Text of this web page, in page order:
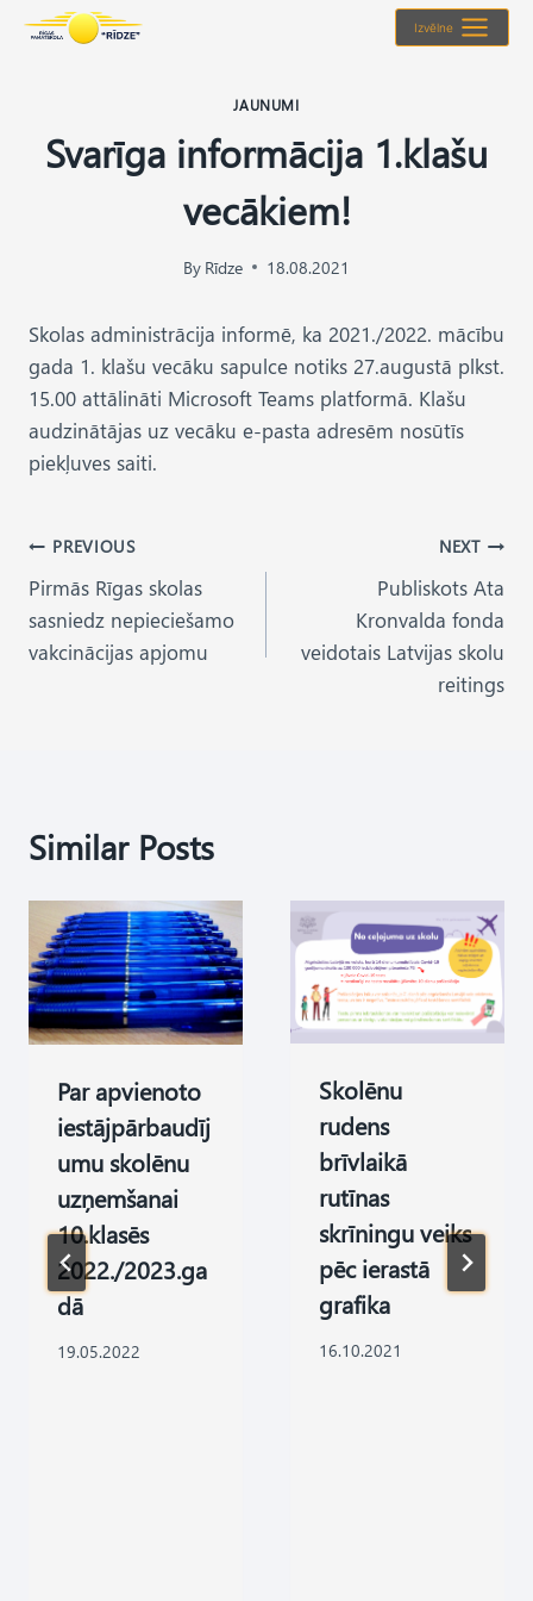
Izvēlne
JAUNUMI
Svarīga informācija 1.klašu
vecākiem!
By Rīdze 18.08.2021
Skolas administrācija informē, ka 2021./2022. mācību
gada 1. klašu vecāku sapulce notiks 27.augustā plkst.
15.00 attālināti Microsoft Teams platformā. Klašu
audzinātājas uz vecāku e-pasta adresēm nosūtīs
piekļuves saiti.
Post
navigation
PREVIOUS
Pirmās Rīgas skolas
sasniedz nepieciešamo
vakcinācijas apjomu
NEXT
Publiskots Ata
Kronvalda fonda
veidotais Latvijas skolu
reitings
Similar Posts
Par apvienoto
iestājpārbaudīj
umu skolēnu
uzņemšanai
10.klasēs
2022./2023.ga
dā
19.05.2022
Skolēnu
rudens
brīvlaikā
rutīnas
skrīningu veiks
pēc ierastā
grafika
16.10.2021